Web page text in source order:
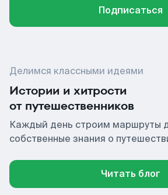
Подписаться
Делимся классными идеями
Истории и хитрости
от путешественников
Каждый день строим маршруты
собственные знания о
Читать блог